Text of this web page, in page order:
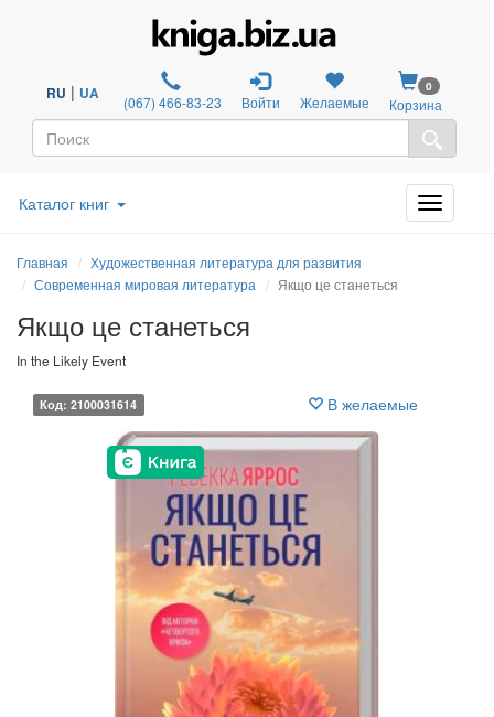
RU | UA (067) 466-83-23 Войти Желаемые
0
Корзина
Каталог книг
Главная
Художественная литература для развития
Современная мировая литература
Якщо це станеться
Якщо це станеться
In the Likely Event
Код: 2100031614 В желаемые